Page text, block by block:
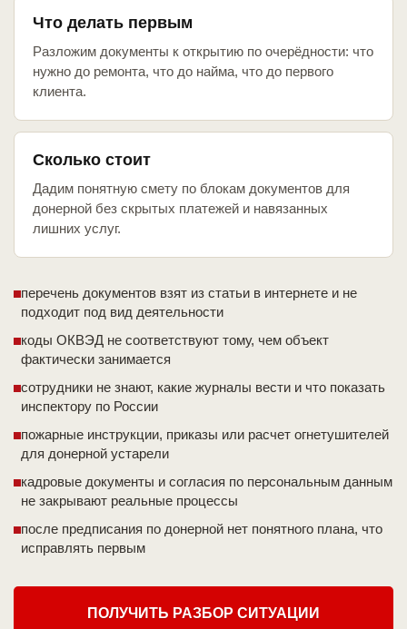
Что делать первым
Разложим документы к открытию по очерёдности: что
нужно до ремонта, что до найма, что до первого
клиента.
Сколько стоит
Дадим понятную смету по блокам документов для
донерной без скрытых платежей и навязанных
лишних услуг.
перечень документов взят из статьи в интернете и не
подходит под вид деятельности
коды ОКВЭД не соответствуют тому, чем объект
фактически занимается
сотрудники не знают, какие журналы вести и что показать
инспектору по России
пожарные инструкции, приказы или расчет огнетушителей
для донерной устарели
кадровые документы и согласия по персональным данным
не закрывают реальные процессы
после предписания по донерной нет понятного плана, что
исправлять первым
ПОЛУЧИТЬ РАЗБОР СИТУАЦИИ